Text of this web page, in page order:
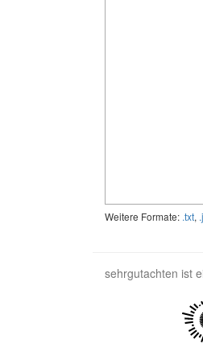
Weitere Formate: .txt,
sehrgutachten ist